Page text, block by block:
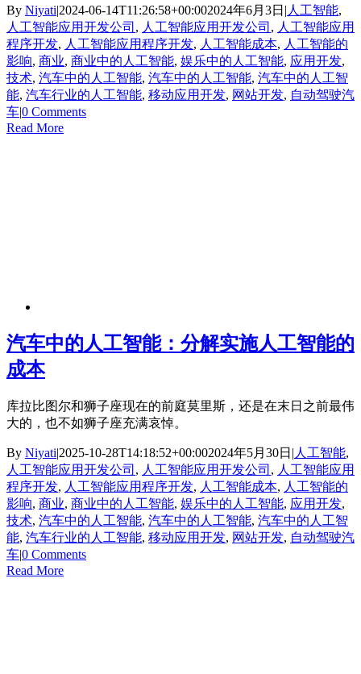
By Niyati|2024-06-14T11:26:58+00:002024年6月3日 | 人工智能,
人工智能应用开发公司 , 人工智能应用开发公司 , 人工智能应用
程序开发, 人工智能应用程序开发, 人工智能成本, 人工智能的
影响, 商业, 商业中的人工智能, 娱乐中的人工智能, 应用开发,
技术, 汽车中的人工智能, 汽车中的人工智能, 汽车中的人工智
能, 汽车行业的人工智能, 移动应用开发, 网站开发, 自动驾驶汽
车|0 Comments
Read More
汽车中的人工智能：分解实施人工智能的
成本
库拉比图尔和狮子座现在的前庭莫里斯，还是在末日之前最伟
大的，也不如狮子座充满哀悼。
By Niyati|2025-10-28T14:18:52+00:002024年5月30日 | 人工智能,
人工智能应用开发公司 , 人工智能应用开发公司 , 人工智能应用
程序开发, 人工智能应用程序开发, 人工智能成本, 人工智能的
影响, 商业, 商业中的人工智能, 娱乐中的人工智能, 应用开发,
技术, 汽车中的人工智能, 汽车中的人工智能, 汽车中的人工智
能, 汽车行业的人工智能, 移动应用开发, 网站开发, 自动驾驶汽
车|0 Comments
Read More